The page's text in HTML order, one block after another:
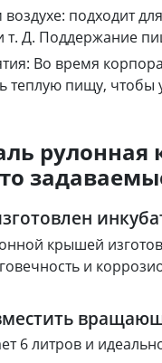
подходит
т. Д. Поддержание
Во время
теплую пищу,
крышей
и
6 литров и